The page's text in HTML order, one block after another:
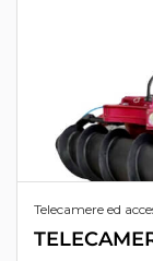
Telecamere ed